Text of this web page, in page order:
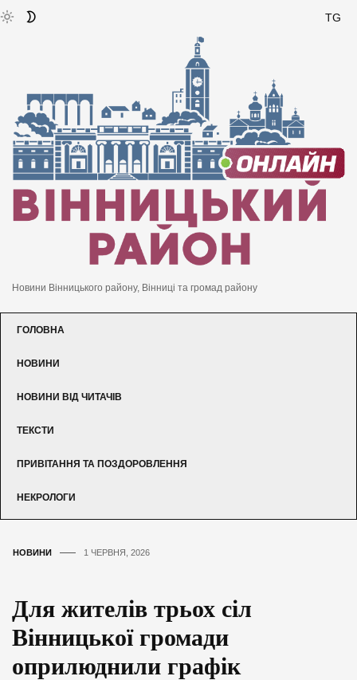
TG
Новини Вінницького району, Вінниці та громад району
ГОЛОВНА
НОВИНИ
НОВИНИ ВІД ЧИТАЧІВ
ТЕКСТИ
ПРИВІТАННЯ ТА ПОЗДОРОВЛЕННЯ
НЕКРОЛОГИ
НОВИНИ 1 ЧЕРВНЯ, 2026
Для жителів трьох сіл
Вінницької громади
оприлюднили графік